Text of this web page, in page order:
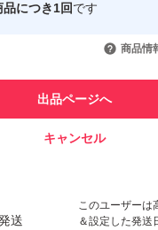
いたします。
引を完了させた
での取引実績が
送
このユーザーは
＆設定した発送
品につき1回です
商品情
出品ページへ
キャンセル